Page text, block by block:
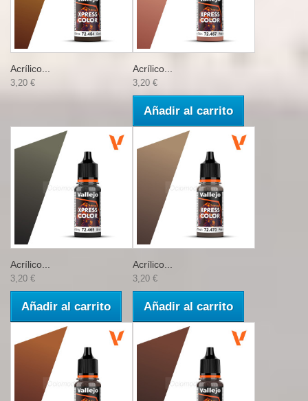
Acrílico...
3,20 €
Acrílico...
3,20 €
Añadir al carrito
Acrílico...
3,20 €
Añadir al carrito
Acrílico...
3,20 €
Añadir al carrito